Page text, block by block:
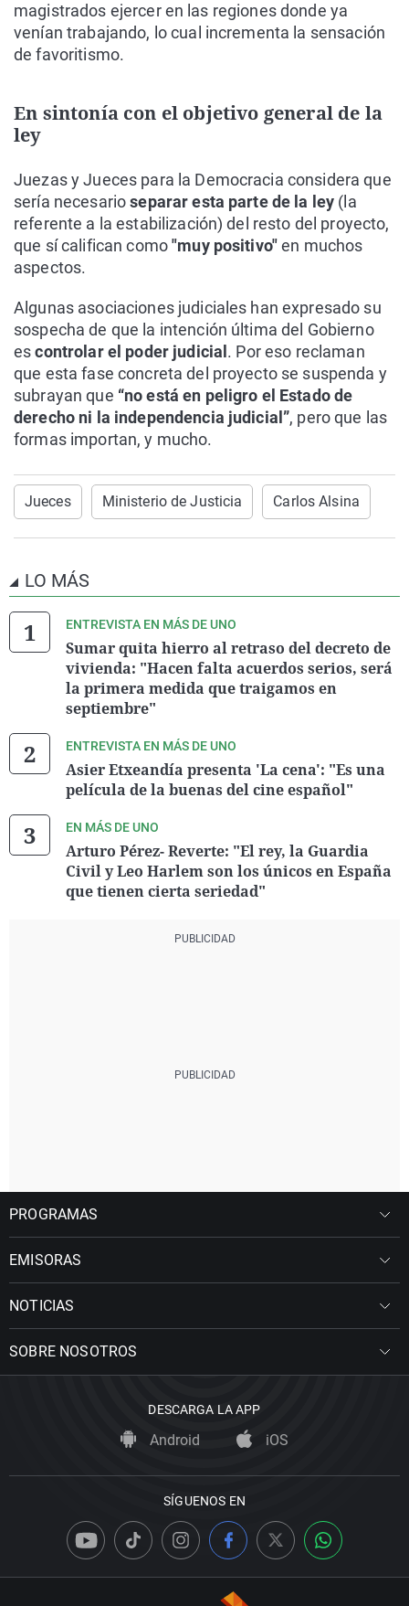
magistrados ejercer en las regiones donde ya
venían trabajando, lo cual incrementa la sensación
de favoritismo.
En sintonía con el objetivo general de la
ley
Juezas y Jueces para la Democracia considera que
sería necesarioseparar esta parte de la ley (la
referente a la estabilización) del resto del proyecto,
que sí califican como"muy positivo"en muchos
aspectos.
Algunas asociaciones judiciales han expresado su
sospecha de que la intención última del Gobierno
escontrolar el poder judicial . Por eso reclaman
que esta fase concreta del proyecto se suspenda y
subrayan que “no está en peligro el Estado de
derecho ni la independencia judicial”, pero que las
formas importan, y mucho.
Jueces Ministerio de Justicia Carlos Alsina
LO MÁS
ENTREVISTA EN MÁS DE UNO
Sumar quita hierro al retraso del decreto de
vivienda: "Hacen falta acuerdos serios, será
la primera medida que traigamos en
septiembre"
ENTREVISTA EN MÁS DE UNO
Asier Etxeandía presenta 'La cena': "Es una
película de la buenas del cine español"
EN MÁS DE UNO
Arturo Pérez- Reverte: "El rey, la Guardia
Civil y Leo Harlem son los únicos en España
que tienen cierta seriedad"
PROGRAMAS
EMISORAS
NOTICIAS
SOBRE NOSOTROS
DESCARGA LA APP
Android iOS
SÍGUENOS EN